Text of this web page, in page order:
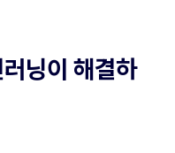
닝이 해결하